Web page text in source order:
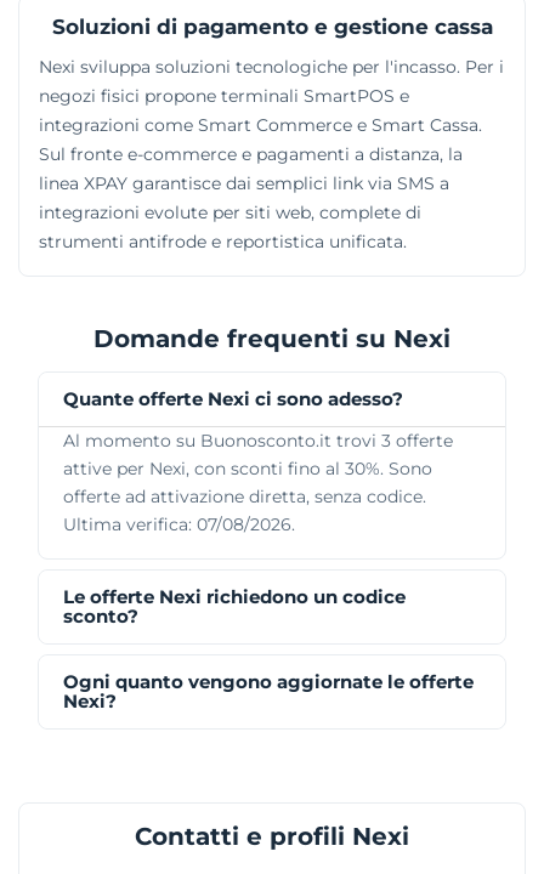
Soluzioni di pagamento e gestione cassa
Nexi sviluppa soluzioni tecnologiche per l'incasso. Per i
negozi fisici propone terminali SmartPOS e
integrazioni come Smart Commerce e Smart Cassa.
Sul fronte e-commerce e pagamenti a distanza, la
linea XPAY garantisce dai semplici link via SMS a
integrazioni evolute per siti web, complete di
strumenti antifrode e reportistica unificata.
Domande frequenti su Nexi
Quante offerte Nexi ci sono adesso?
Al momento su Buonosconto.it trovi 3 offerte
attive per Nexi, con sconti fino al 30%. Sono
offerte ad attivazione diretta, senza codice.
Ultima verifica: 07/08/2026.
Le offerte Nexi richiedono un codice
sconto?
Ogni quanto vengono aggiornate le offerte
Nexi?
Contatti e profili Nexi